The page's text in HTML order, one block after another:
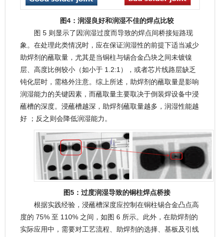
图4：润湿良好和润湿不佳的焊点比较
图 5 则显示了因润湿过度而导致的焊点间桥接短路现
象。在处理此类情况时，应在保证润湿性的前提下适当减少
助焊剂的蘸取量，尤其是当铜柱与锡合金凸块之间未镀镍
层、高度比例较小（如小于 1.2:1），或者芯片线路层缺乏
钝化层时，需格外注意。综上所述，助焊剂的蘸取量是影响
润湿能力的关键因素，而蘸取量主要取决于倒装焊设备中浸
蘸槽的深度。浸蘸槽越深，助焊剂蘸取量越多，润湿性能越
好 ；反之则会降低润湿能力。
图5：过度润湿导致的铜柱焊点桥接
根据实践经验，浸蘸槽深度应控制在铜柱锡合金凸点高
度的 75% 至 110% 之间，如图 6 所示。此外，在助焊剂的
实际应用中，需要对工艺流程、助焊剂的选择、基板及引线